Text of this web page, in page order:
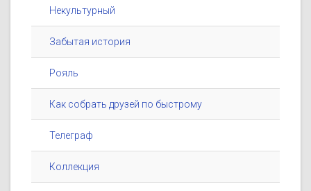
Некультурный
Забытая история
Рояль
Как собрать друзей по быстрому
Телеграф
Коллекция